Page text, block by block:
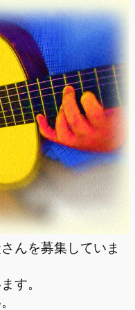
んを募集していま
す。